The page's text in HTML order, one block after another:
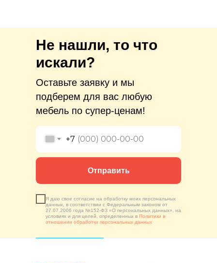
Не нашли, то что
искали?
Оставьте заявку и мы
подберем для вас любую
мебель по супер-ценам!
+7
Я даю свое согласие на обработку моих персональных
данных, в соответствии с Федеральным законом от
27.07.2006 года №152-ФЗ «О персональных данных», на
условиях и для целей, определенных в Политики в
отношении обработки персональных данных
Отправить